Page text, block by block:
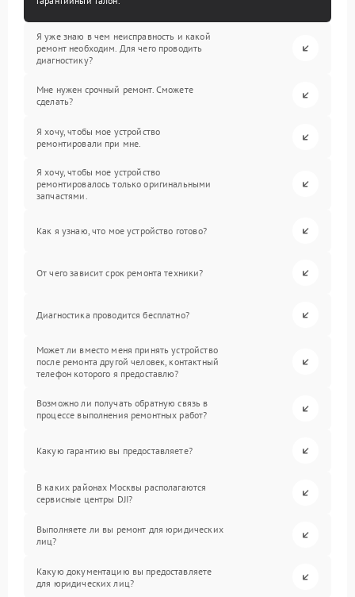
Я уже знаю в чем неисправность и какой
ремонт необходим. Для чего проводить
диагностику?
Мне нужен срочный ремонт. Сможете
сделать?
Я хочу, чтобы мое устройство
ремонтировали при мне.
Я хочу, чтобы мое устройство
ремонтировалось только оригинальными
запчастями.
Как я узнаю, что мое устройство готово?
От чего зависит срок ремонта техники?
Диагностика проводится бесплатно?
Может ли вместо меня принять устройство
после ремонта другой человек, контактный
телефон которого я предоставлю?
Возможно ли получать обратную связь в
процессе выполнения ремонтных работ?
Какую гарантию вы предоставляете?
В каких районах Москвы располагаются
сервисные центры DJI?
Выполняете ли вы ремонт для юридических
лиц?
Какую документацию вы предоставляете
для юридических лиц?